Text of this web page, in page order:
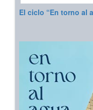
El ciclo “En torno al